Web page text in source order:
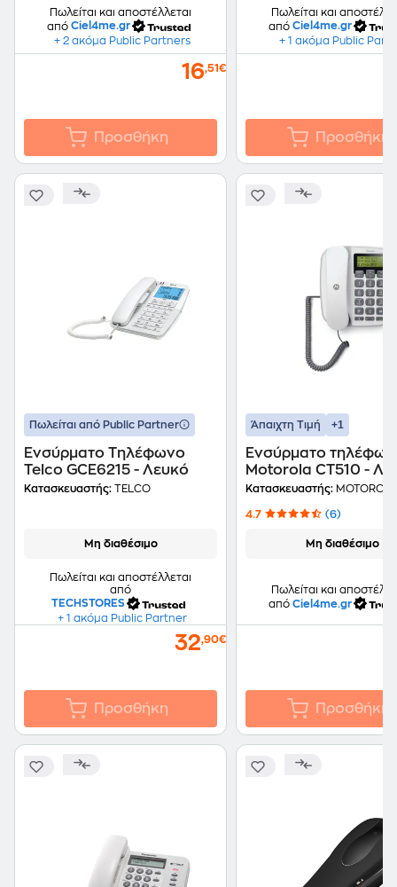
Πωλείται και αποστέλλεται
από Ciel4me.gr
+ 2 ακόμα Public Partners
16,51€
Προσθήκη
Πωλείται και
από Ciel4me.gr
+ 1 ακόμα Public
Προσθήκη
Πωλείται από Public Partner
Ενσύρματο Τηλέφωνο
Telco GCE6215 - Λευκό
Κατασκευαστής: TELCO
Μη διαθέσιμο
Πωλείται και αποστέλλεται
από
TECHSTORES
+ 1 ακόμα Public Partner
32,90€
Προσθήκη
Άπαιχτη Τιμή +1
Ενσύρματο
Motorola CT510 -
Κατασκευαστής:
4.7 (6)
Μη διαθέσιμο
Πωλείται και
από Ciel4me.gr
Προσθήκη